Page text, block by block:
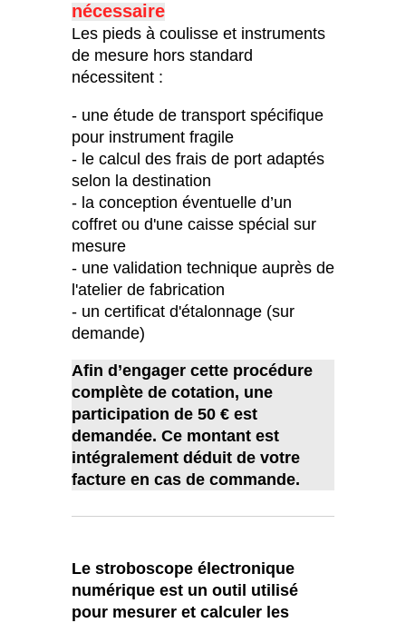
nécessaire
Les pieds à coulisse et instruments
de mesure hors standard
nécessitent :
- une étude de transport spécifique
pour instrument fragile
- le calcul des frais de port adaptés
selon la destination
- la conception éventuelle d’un
coffret ou d'une caisse spécial sur
mesure
- une validation technique auprès de
l'atelier de fabrication
- un certificat d'étalonnage (sur
demande)
Afin d’engager cette procédure
complète de cotation, une
participation de 50 € est
demandée. Ce montant est
intégralement déduit de votre
facture en cas de commande.
Le stroboscope électronique
numérique est un outil utilisé
pour mesurer et calculer les